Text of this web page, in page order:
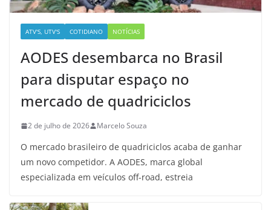
ATV'S, UTV'S COTIDIANO NOTÍCIAS
AODES desembarca no Brasil
para disputar espaço no
mercado de quadriciclos
2 de julho de 2026 Marcelo Souza
O mercado brasileiro de quadriciclos acaba de ganhar
um novo competidor. A AODES, marca global
especializada em veículos off-road, estreia